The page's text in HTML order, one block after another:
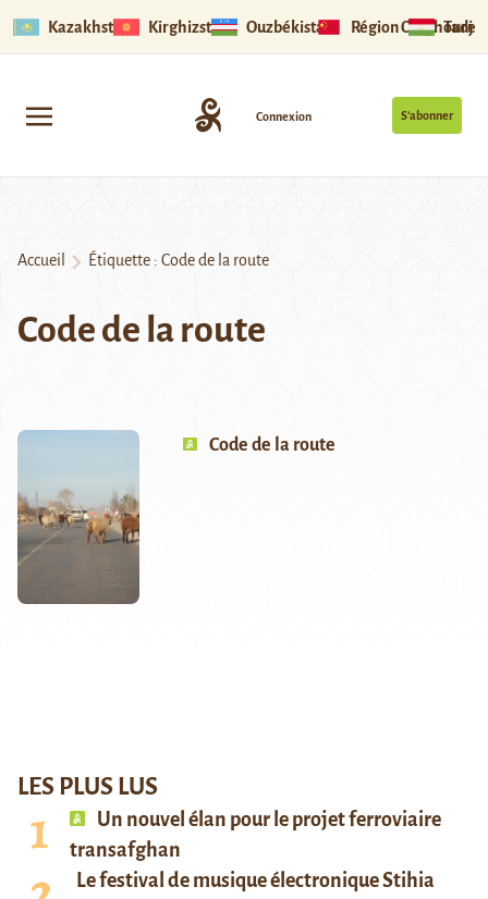
Kazakhstan Kirghizstan Ouzbékistan Région Ouïghoure
S’abonner
Connexion
Accueil Étiquette : Code de la route
Code de la route
Code de la route
LES PLUS LUS
Un nouvel élan pour le projet ferroviaire
transafghan
Le festival de musique électronique Stihia